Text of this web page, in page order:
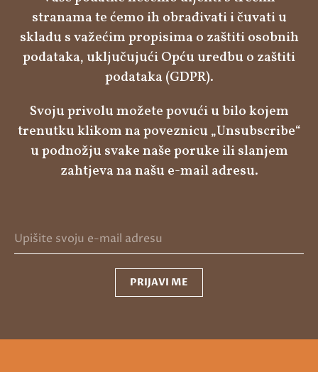
stranama te ćemo ih obrađivati i čuvati u
skladu s važećim propisima o zaštiti osobnih
podataka, uključujući Opću uredbu o zaštiti
podataka (GDPR).
Svoju privolu možete povući u bilo kojem
trenutku klikom na poveznicu „Unsubscribe“
u podnožju svake naše poruke ili slanjem
zahtjeva na našu e-mail adresu.
PRIJAVI ME